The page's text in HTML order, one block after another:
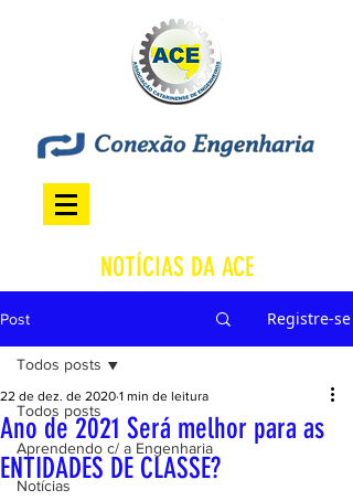
NOTÍCIAS DA ACE
Post Registre-se
Todos posts
Aprendendo c/ a Engenharia
Notícias
Todos posts
Ano de 2021 Será melhor para as
ENTIDADES DE CLASSE?
22 de dez. de 2020 1 min de leitura